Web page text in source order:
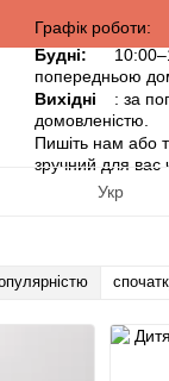
Графік роботи:
Будні:
попередньою
Вихідні
: за
домовленістю.
Пишіть нам або
зручний для вас
Укр